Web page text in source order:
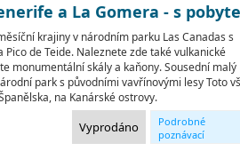
a La Gomera - s
krajiny v národním parku Las Canadas s
de Teide. Naleznete zde také vulkanické
monumentální skály a kaňony. Sousední malý
park s původními vavřínovými lesy Toto
na Kanárské ostrovy.
Podrobné
poznávací
Vyprodáno